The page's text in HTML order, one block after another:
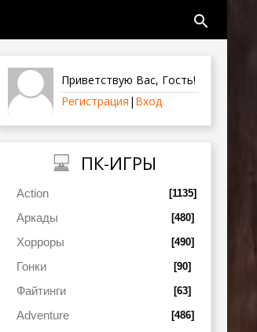
search
Приветствую Вас, Гость!
Регистрация | Вход
ПК-ИГРЫ
Action [1135]
Аркады [480]
Хорроры [490]
Гонки [90]
Файтинги [63]
Adventure [486]